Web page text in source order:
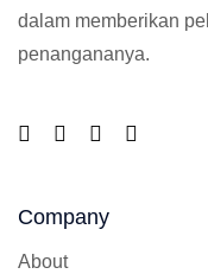
dalam memberikan
penangananya.
Company
About